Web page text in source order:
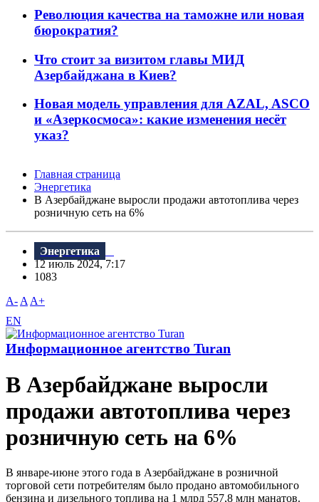
Революция качества на таможне или новая
бюрократия?
Что стоит за визитом главы МИД
Азербайджана в Киев?
Новая модель управления для AZAL, ASCO
и «Азеркосмоса»: какие изменения несёт
указ?
Главная страница
Энергетика
В Азербайджане выросли продажи автотоплива через
розничную сеть на 6%
Энергетика
12 июль 2024, 7:17
1083
A- A A+
EN
Информационное агентство Turan
В Азербайджане выросли
продажи автотоплива через
розничную сеть на 6%
В январе-июне этого года в Азербайджане в розничной
торговой сети потребителям было продано автомобильного
бензина и дизельного топлива на 1 млрд 557,8 млн манатов.